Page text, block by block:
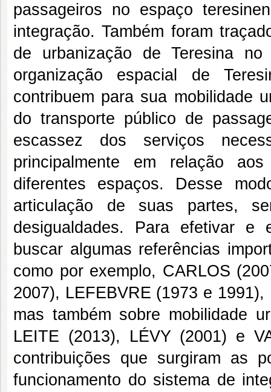
passageiros no espaço
integração. Também foram
de urbanização de Teresina
organização espacial de
contribuem para sua mobilidade
do transporte público de
escassez dos serviços
principalmente em relação
diferentes espaços. Desse
articulação de suas partes,
desigualdades. Para efetivar e
buscar algumas referências
como por exemplo, CARLOS
2007), LEFEBVRE (1973 e
mas também sobre mobilidade
LEITE (2013), LÉVY (2001) e
contribuições que surgiram as
funcionamento do sistema de